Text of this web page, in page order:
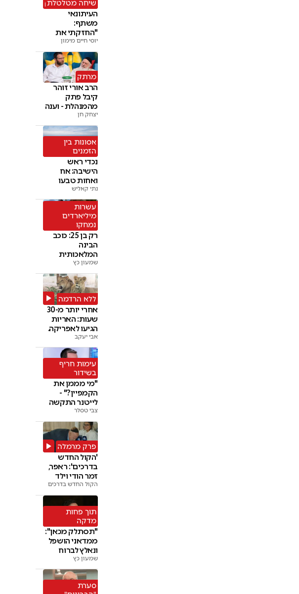
שיחה מטלטלת
העיתונאי
משתף:
"החזקתי את
הבת שלי המתה
בידיים"
יוסי חיים מימון
מרתק
הרב אורי זוהר
קיבל פתק
מהמנהלת - וענה
לה מול כולן
יצחק חן
אסונות בין
הזמנים
נכדי ראש
הישיבה: אח
ואחות טבעו
למוות באגם
נתי קאליש
עשרות
מיליארדים
נמחקו
רק בן 25: כוכב
הבינה
המלאכותית
התרסק בתוך
ימים
שמעון כץ
ללא הרדמה
אחרי יותר מ-30
שעות: האריות
הגיעו לאפריקה.
צפו
אבי יעקב
עימות חריף
בשידור
"מי מממן את
הקמפיין?" -
לייטנר התקשה
לספק תשובות
צבי טסלר
פרק מרמלה
'הקול החדש
בדרכים': ראפר,
זמר הודי וילד
מפתיע בניידת
הקול החדש בדרכים
תוך פחות
מדקה
"תסתלק מכאן":
ממדאני הושפל
ונאלץ לברוח
מהבמה
שמעון כץ
סערת